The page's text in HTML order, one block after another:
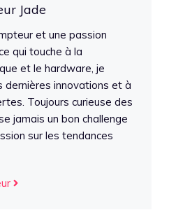
Jade
et une passion
qui touche à la
et le hardware, je
dernières innovations et à
Toujours curieuse des
jamais un bon challenge
sur les tendances